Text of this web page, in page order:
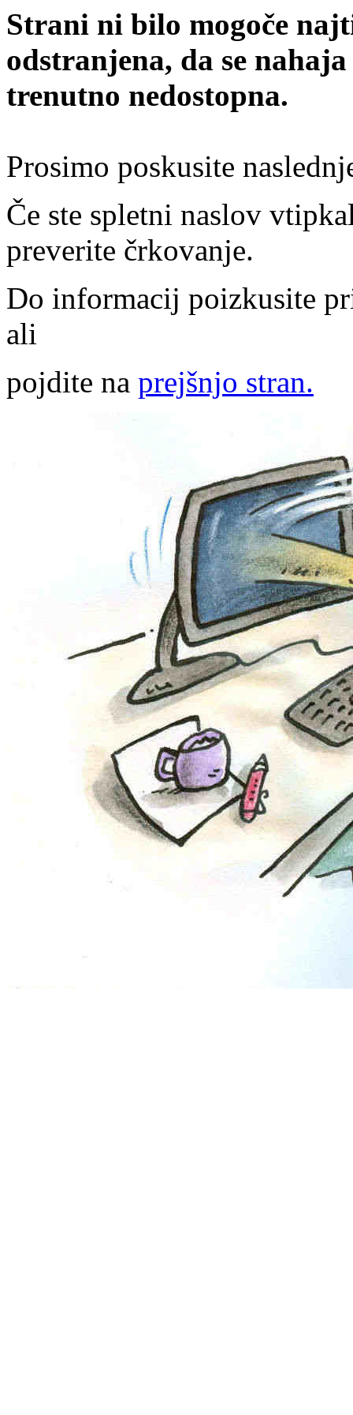
Strani ni bilo mogoče
odstranjena, da se
trenutno nedostopna.
Prosimo poskusite
Če ste spletni naslov
preverite črkovanje.
Do informacij poizkusite
ali
pojdite na prejšnjo stran.